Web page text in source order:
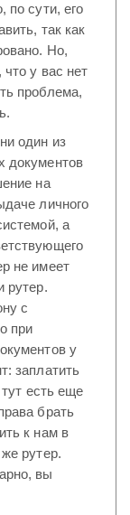
по сути, его
так как
Но,
что у вас нет
проблема,
один из
документов
на
личного
а
не имеет
рутер.
с
при
у
заплатить
тут есть еще
брать
к нам в
рутер.
вы